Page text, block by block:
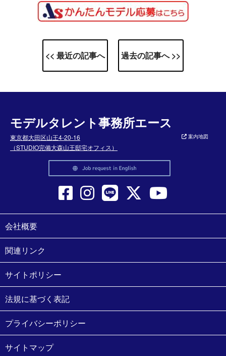
<< 最近の記事へ 過去の記事へ >>
モデルタレント事務所エース
東京都大田区山王4-20-16
（STUDIO完備大森山王邸宅オフィス）
案内地図
会社概要
関連リンク
サイトポリシー
法規に基づく表記
プライバシーポリシー
サイトマップ